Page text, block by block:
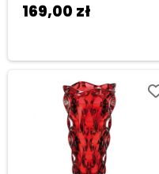
169,00 zł